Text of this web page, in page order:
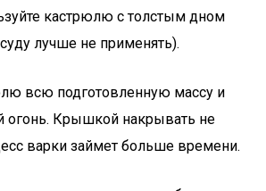
кастрюлю с толстым дном
лучше не применять).
всю подготовленную массу и
огонь. Крышкой накрывать не
варки займет больше времени.